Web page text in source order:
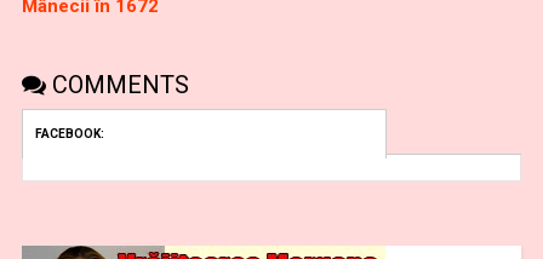
Mânecii în 1672
COMMENTS
FACEBOOK: